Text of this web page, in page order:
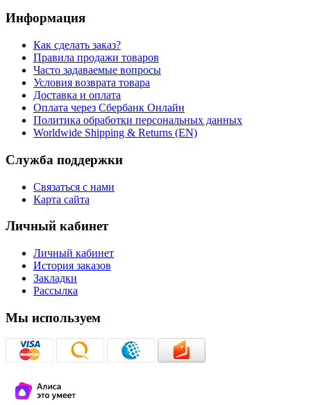
Информация
Как сделать заказ?
Правила продажи товаров
Часто задаваемые вопросы
Условия возврата товара
Доставка и оплата
Оплата через Сбербанк Онлайн
Политика обработки персональных данных
Worldwide Shipping & Returns (EN)
Служба поддержки
Связаться с нами
Карта сайта
Личный кабинет
Личный кабинет
История заказов
Закладки
Рассылка
Мы используем